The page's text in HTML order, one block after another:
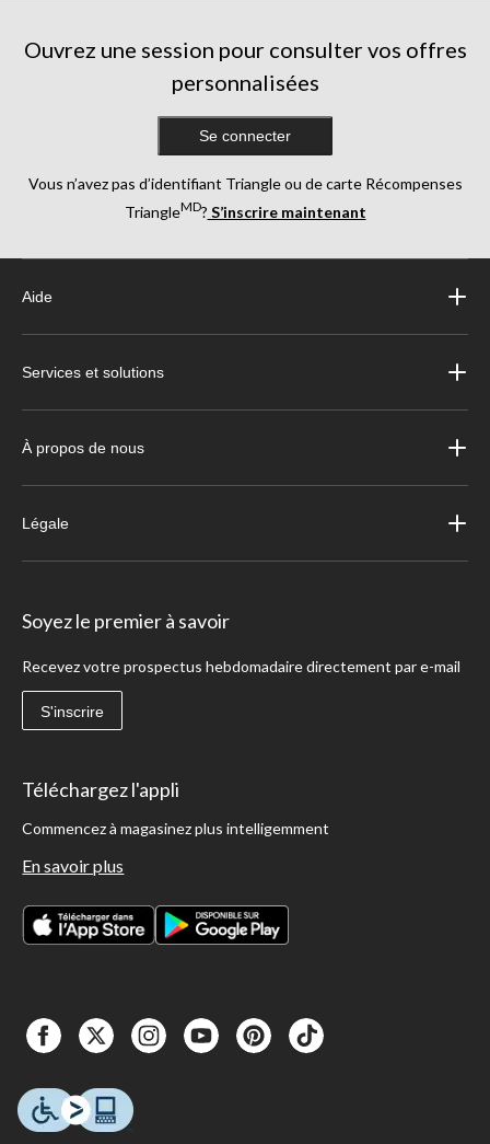
Ouvrez une session pour consulter vos offres
personnalisées
Se connecter
Vous n’avez pas d’identifiant Triangle ou de carte Récompenses
TriangleMD? S’inscrire maintenant
Aide
Services et solutions
À propos de nous
Légale
Soyez le premier à savoir
Recevez votre prospectus hebdomadaire directement par e-mail
S'inscrire
Téléchargez l'appli
Commencez à magasinez plus intelligemment
En savoir plus